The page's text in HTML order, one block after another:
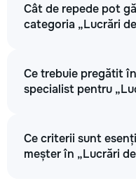
Cât de repede pot
categoria „Lucrări
Ce trebuie pregătit
specialist pentru
Ce criterii sunt
meșter în „Lucrări